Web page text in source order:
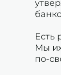
Есть
Мы
по-